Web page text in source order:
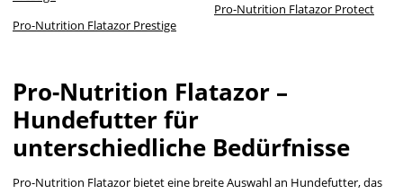
Pro-Nutrition Flatazor Prestige
Pro-Nutrition Flatazor Protect
Pro-Nutrition Flatazor –
Hundefutter für
unterschiedliche Bedürfnisse
Pro-Nutrition Flatazor bietet eine breite Auswahl an Hundefutter, das